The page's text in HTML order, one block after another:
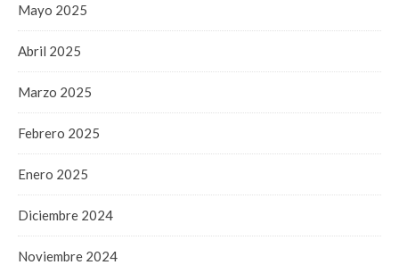
Mayo 2025
Abril 2025
Marzo 2025
Febrero 2025
Enero 2025
Diciembre 2024
Noviembre 2024